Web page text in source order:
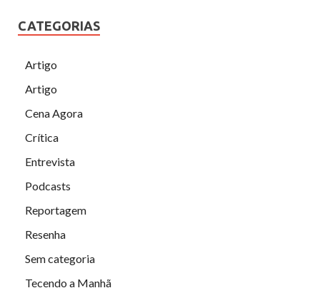
CATEGORIAS
Artigo
Artigo
Cena Agora
Crítica
Entrevista
Podcasts
Reportagem
Resenha
Sem categoria
Tecendo a Manhã